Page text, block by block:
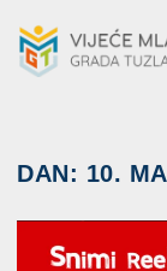
DAN: 10.